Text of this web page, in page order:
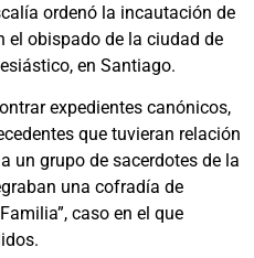
ordenó la incautación de
el obispado de la ciudad de
en Santiago.
expedientes canónicos,
que tuvieran relación
un grupo de sacerdotes de la
una cofradía de
caso en el que